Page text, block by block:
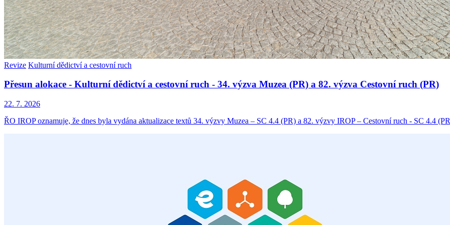
Revize Kulturní dědictví a cestovní ruch
Přesun alokace - Kulturní dědictví a cestovní ruch - 34. výzva Muzea (PR) a 82. výzva Cestovní ruch (PR)
22. 7. 2026
ŘO IROP oznamuje, že dnes byla vydána aktualizace textů 34. výzvy Muzea – SC 4.4 (PR) a 82. výzvy IROP – Cestovní ruch - SC 4.4